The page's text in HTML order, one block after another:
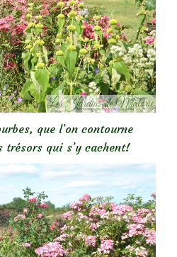
que l’on contourne
qui s’y cachent!